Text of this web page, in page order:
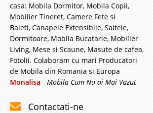
casa: Mobila Dormitor, Mobila Copii,
Mobilier Tineret, Camere Fete si
Baieti, Canapele Extensibile, Saltele,
Dormitoare, Mobila Bucatarie, Mobilier
Living, Mese si Scaune, Masute de cafea,
Fotolii. Colaboram cu mari Producatori
de Mobila din Romania si Europa
Monalisa - Mobila Cum Nu ai Mai Vazut
Contactati-ne